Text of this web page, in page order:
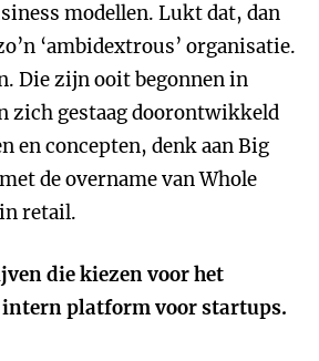
modellen. Lukt dat, dan
‘ambidextrous’ organisatie.
Die zijn ooit begonnen in
zich gestaag doorontwikkeld
en concepten, denk aan Big
de overname van Whole
retail.
die kiezen voor het
intern platform voor startups.